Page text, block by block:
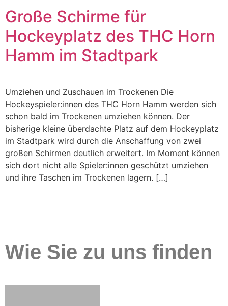
Große Schirme für
Hockeyplatz des THC Horn
Hamm im Stadtpark
Umziehen und Zuschauen im Trockenen Die
Hockeyspieler:innen des THC Horn Hamm werden sich
schon bald im Trockenen umziehen können. Der
bisherige kleine überdachte Platz auf dem Hockeyplatz
im Stadtpark wird durch die Anschaffung von zwei
großen Schirmen deutlich erweitert. Im Moment können
sich dort nicht alle Spieler:innen geschützt umziehen
und ihre Taschen im Trockenen lagern. […]
Wie Sie zu uns finden